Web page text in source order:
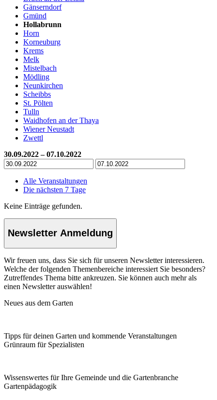
Gänserndorf
Gmünd
Hollabrunn
Horn
Korneuburg
Krems
Melk
Mistelbach
Mödling
Neunkirchen
Scheibbs
St. Pölten
Tulln
Waidhofen an der Thaya
Wiener Neustadt
Zwettl
30.09.2022 – 07.10.2022
Alle Veranstaltungen
Die nächsten 7 Tage
Keine Einträge gefunden.
Newsletter Anmeldung
Wir freuen uns, dass Sie sich für unseren Newsletter interessieren.
Welche der folgenden Themenbereiche interessiert Sie besonders?
Zutreffendes Thema bitte ankreuzen. Sie können auch mehr als
einen Newsletter auswählen!
Neues aus dem Garten
Tipps für deinen Garten und kommende Veranstaltungen
Grünraum für Spezialisten
Wissenswertes für Ihre Gemeinde und die Gartenbranche
Garten­pädagogik